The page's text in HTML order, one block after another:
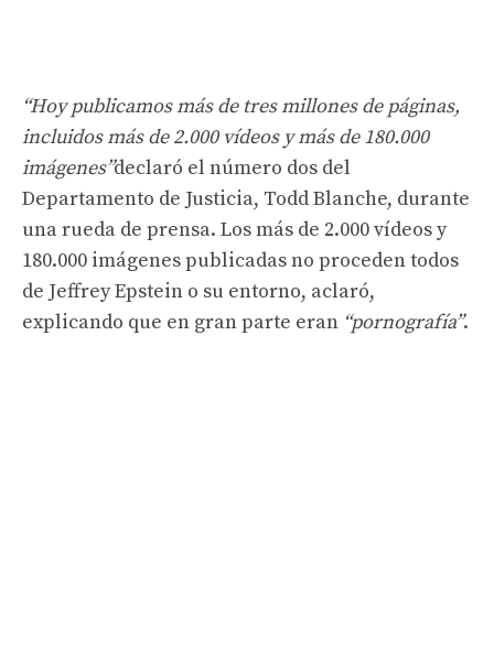
“Hoy publicamos más de tres millones de páginas,
incluidos más de 2.000 vídeos y más de 180.000
imágenes”declaró el número dos del
Departamento de Justicia, Todd Blanche, durante
una rueda de prensa. Los más de 2.000 vídeos y
180.000 imágenes publicadas no proceden todos
de Jeffrey Epstein o su entorno, aclaró,
explicando que en gran parte eran “pornografía”.